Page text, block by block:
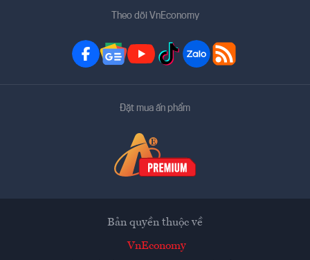
Theo dõi VnEconomy
Đặt mua ấn phẩm
Bản quyền thuộc về
VnEconomy